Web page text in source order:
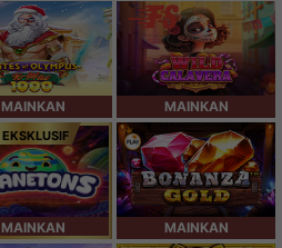
MAINKAN MAINKAN
EKSKLUSIF
MAINKAN MAINKAN